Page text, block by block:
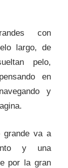
con
largo, de
pelo,
en
y
grande va a
y una
por la gran